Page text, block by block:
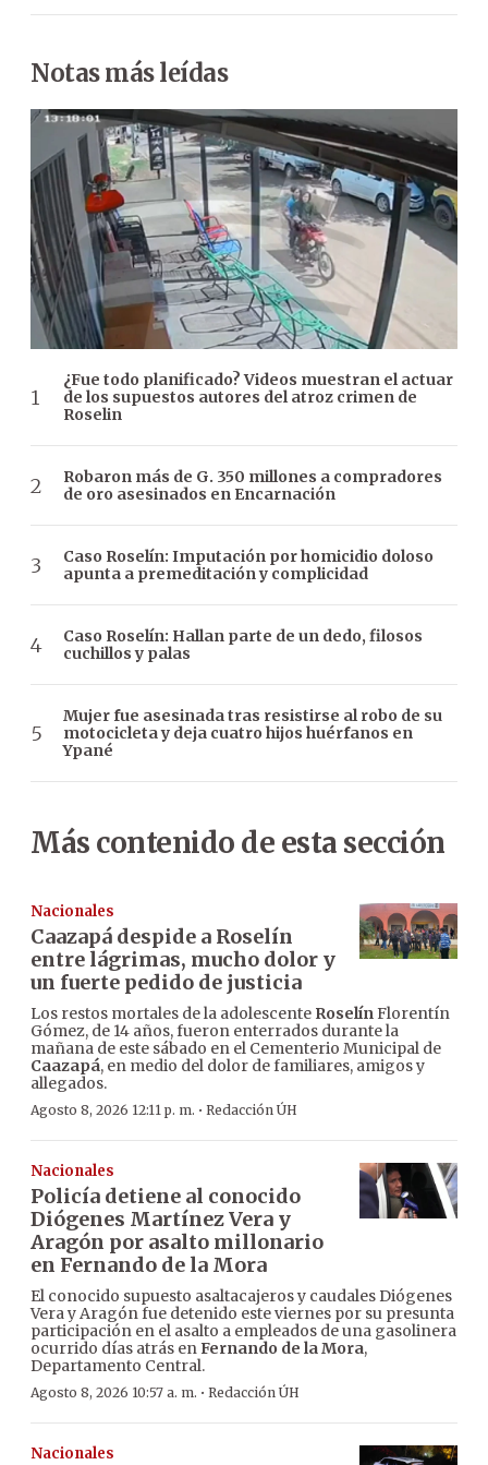
Notas más leídas
¿Fue todo planificado? Videos muestran el actuar
de los supuestos autores del atroz crimen de
Roselin
Robaron más de G. 350 millones a compradores
de oro asesinados en Encarnación
Caso Roselín: Imputación por homicidio doloso
apunta a premeditación y complicidad
Caso Roselín: Hallan parte de un dedo, filosos
cuchillos y palas
Mujer fue asesinada tras resistirse al robo de su
motocicleta y deja cuatro hijos huérfanos en
Ypané
Más contenido de esta sección
Nacionales
Caazapá despide a Roselín
entre lágrimas, mucho dolor y
un fuerte pedido de justicia
Los restos mortales de la adolescente RoselínFlorentín
Gómez, de 14 años, fueron enterrados durante la
mañana de este sábado en el Cementerio Municipal de
Caazapá, en medio del dolor de familiares, amigos y
allegados.
Agosto 8, 2026 12:11 p. m. · Redacción ÚH
Nacionales
Policía detiene al conocido
Diógenes Martínez Vera y
Aragón por asalto millonario
en Fernando de la Mora
El conocido supuesto asaltacajeros y caudales Diógenes
Vera y Aragón fue detenido este viernes por su presunta
participación en el asalto a empleados de una gasolinera
ocurrido días atrás enFernando de la Mora,
Departamento Central.
Agosto 8, 2026 10:57 a. m. · Redacción ÚH
Nacionales